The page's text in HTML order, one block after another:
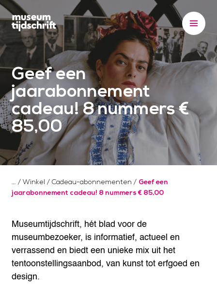
S
k
p
t
o
o
n
t
n
t
Geef een
jaarabonnement
cadeau! 8 nummers €
85,00
/ Winkel / Cadeau-abonnementen / Geef een
jaarabonnement cadeau! 8 nummers € 85,00
Museumtijdschrift, hét blad voor de
museumbezoeker, is informatief, actueel en
verrassend en biedt een unieke mix uit het
tentoonstellingsaanbod, van kunst tot erfgoed en
design.